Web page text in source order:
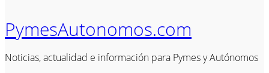
PymesAutonomos.com
Noticias, actualidad e información para Pymes y Autónomos